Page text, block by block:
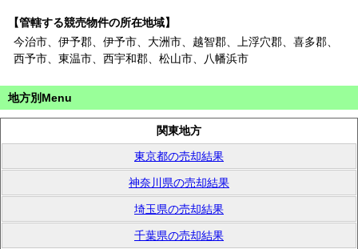
【管轄する競売物件の所在地域】
今治市、伊予郡、伊予市、大洲市、越智郡、上浮穴郡、喜多郡、
西予市、東温市、西宇和郡、松山市、八幡浜市
地方別Menu
関東地方
東京都の売却結果
神奈川県の売却結果
埼玉県の売却結果
千葉県の売却結果